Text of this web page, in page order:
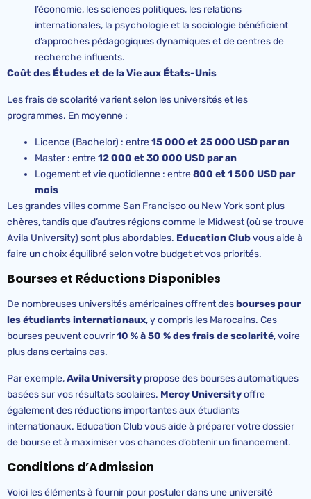
l’économie, les sciences politiques, les relations
internationales, la psychologie et la sociologie bénéficient
d’approches pédagogiques dynamiques et de centres de
recherche influents.
Coût des Études et de la Vie aux États-Unis
Les frais de scolarité varient selon les universités et les
programmes. En moyenne :
Licence (Bachelor) : entre15000 et 25 000 USD par an
Master : entre12 000 et 30 000 USD par an
Logement et vie quotidienne : entre800 et 1 500 USD par
mois
Les grandes villes comme San Francisco ou New York sont plus
chères, tandis que d’autres régions comme le Midwest (où se trouve
Avila University) sont plus abordables. EducationClubvous aide à
faire un choix équilibré selon votre budget et vos priorités.
Bourses et Réductions Disponibles
De nombreuses universités américaines offrent desbourses pour
les étudiants internationaux, y compris les Marocains. Ces
bourses peuvent couvrir10 % à 50 % des frais de scolarité, voire
plus dans certains cas.
Par exemple,Avila University propose des bourses automatiques
basées sur vos résultats scolaires. Mercy Universityoffre
également des réductions importantes aux étudiants
internationaux. Education Club vous aide à préparer votre dossier
de bourse et à maximiser vos chances d’obtenir un financement.
Conditions d’Admission
Voici les éléments à fournir pour postuler dans une université